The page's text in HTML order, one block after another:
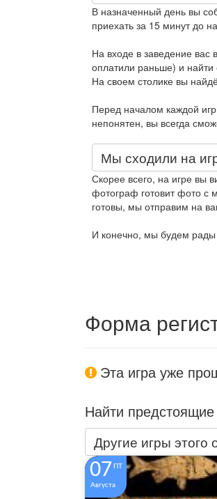
В назначенный день вы
приехать за 15 минут до
На входе в заведение вас
оплатили раньше) и найти
На своем столике вы
Перед началом каждой
непонятен, вы всегда
Мы сходили на
Скорее всего, на игре вы
фотограф готовит фото с
готовы, мы отправим на
И конечно, мы будем рады
Форма
Эта игра уже
Найти
Другие игры этого
07 ПТ
Августа